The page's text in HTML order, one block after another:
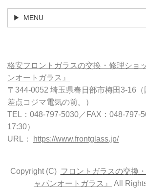
MENU
格安フロントガラスの交換・修理シ
ンオートガラス』
〒344-0052 埼玉県春日部市梅田3-16
差点コジマ電気の前。）
TEL：048-797-5030／FAX：048-797-
17:30）
URL：
https://www.frontglass.jp/
Copyright (C) フロントガラスの交換
ャパンオートガラス』
All